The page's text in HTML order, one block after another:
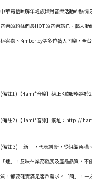
中華電信瞭解年輕族群對音樂活動的熱情
音樂的粉絲們最HOT的音樂新訊、藝人
林宥嘉、Kimberley等多位藝人同樂，全
(備註1)【Hami+音樂】線上K歌服務將於
(備註2)【Hami+音樂】網址：http://
(備註3) 「新」，代表創新，從組織架構
「速」，反映在業務發展及產品品質，
質，都要確實滿足客戶需求。「簡」，